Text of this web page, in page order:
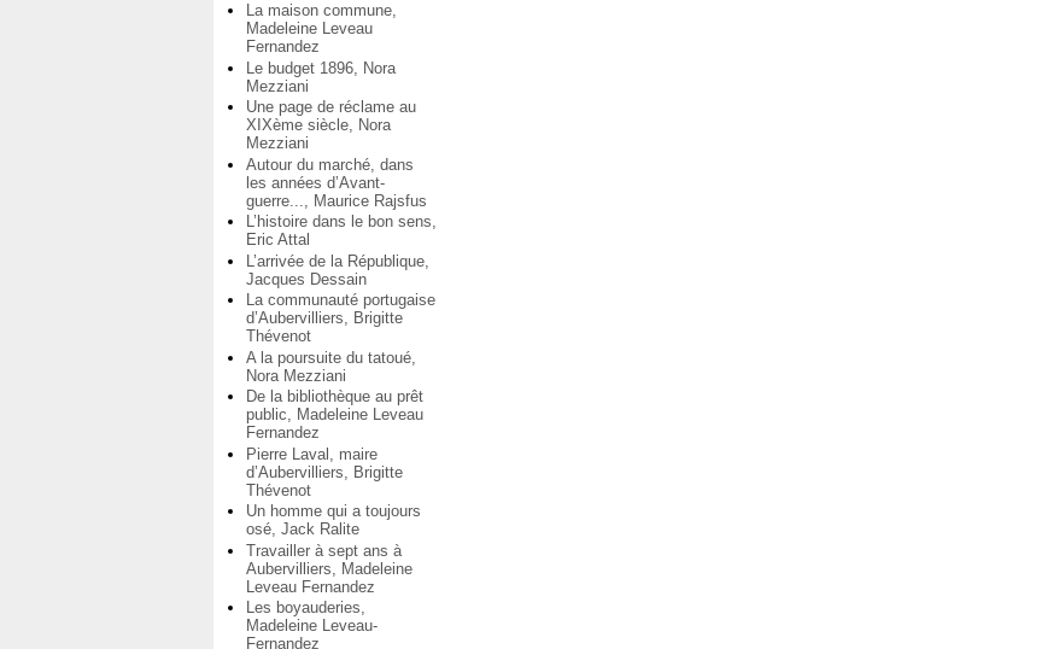
La maison commune,
Madeleine Leveau
Fernandez
Le budget 1896, Nora
Mezziani
Une page de réclame au
XIXème siècle, Nora
Mezziani
Autour du marché, dans
les années d’Avant-
guerre..., Maurice Rajsfus
L’histoire dans le bon sens,
Eric Attal
L’arrivée de la République,
Jacques Dessain
La communauté portugaise
d’Aubervilliers, Brigitte
Thévenot
A la poursuite du tatoué,
Nora Mezziani
De la bibliothèque au prêt
public, Madeleine Leveau
Fernandez
Pierre Laval, maire
d’Aubervilliers, Brigitte
Thévenot
Un homme qui a toujours
osé, Jack Ralite
Travailler à sept ans à
Aubervilliers, Madeleine
Leveau Fernandez
Les boyauderies,
Madeleine Leveau-
Fernandez